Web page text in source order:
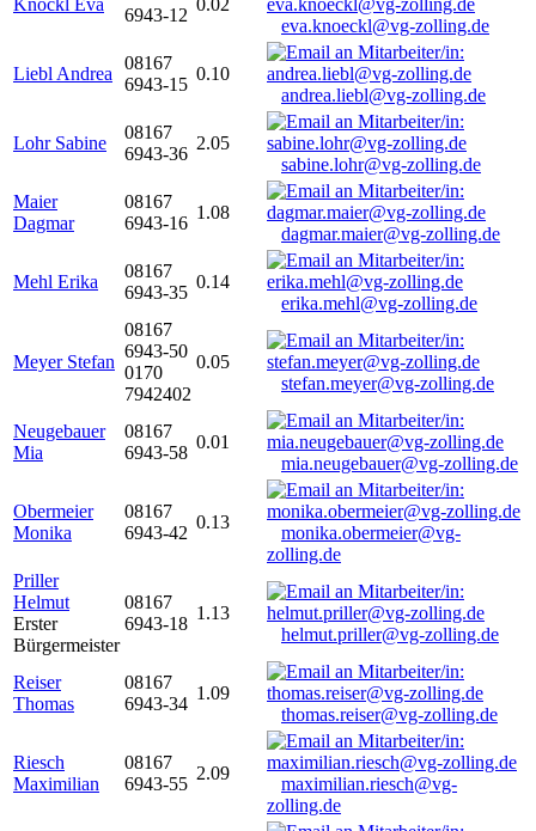
Knöckl Eva
6943-12
0.02
eva.knoeckl@vg-zolling.de
Liebl Andrea
08167
6943-15
0.10
andrea.liebl@vg-zolling.de
Lohr Sabine
08167
6943-36
2.05
sabine.lohr@vg-zolling.de
Maier
Dagmar
08167
6943-16
1.08
dagmar.maier@vg-zolling.de
Mehl Erika
08167
6943-35
0.14
erika.mehl@vg-zolling.de
Meyer Stefan
08167
6943-50
0170
7942402
0.05
stefan.meyer@vg-zolling.de
Neugebauer
Mia
08167
6943-58
0.01
mia.neugebauer@vg-zolling.de
Obermeier
Monika
08167
6943-42
0.13
monika.obermeier@vg-
zolling.de
Priller
Helmut
Erster
Bürgermeister
08167
6943-18
1.13
helmut.priller@vg-zolling.de
Reiser
Thomas
08167
6943-34
1.09
thomas.reiser@vg-zolling.de
Riesch
Maximilian
08167
6943-55
2.09
maximilian.riesch@vg-
zolling.de